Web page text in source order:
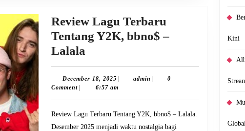
Review Lagu Terbaru
Tentang Y2K, bbno$ –
Lalala
Lagu
Terbaru
Y2K,
bbno$
December 18, 2025 December
18,
admin admin0
Comment
6:57 am
Review Lagu Terbaru Tentang Y2K, bbno$ – Lalala.
Desember 2025 menjadi waktu nostalgia bagi
Kini